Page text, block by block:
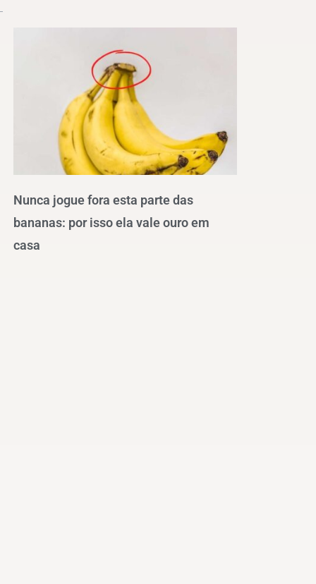
Nunca jogue fora esta parte das
bananas: por isso ela vale ouro em
casa